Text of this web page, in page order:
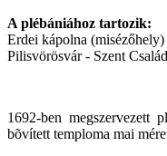
A plébániához tartozik:
Erdei kápolna (misézőhely)
Pilisvörösvár - Szent
1692-ben megszervezett
bõvített temploma mai